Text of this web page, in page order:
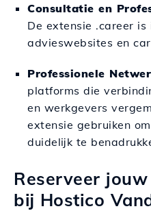
Consultatie en
De extensie .career
advieswebsites en
Professionele
platforms die
en werkgevers
extensie gebruiken
duidelijk te
Reserveer
bij Hostico